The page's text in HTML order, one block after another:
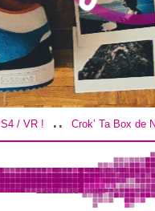
.. Crok’ Ta Box de